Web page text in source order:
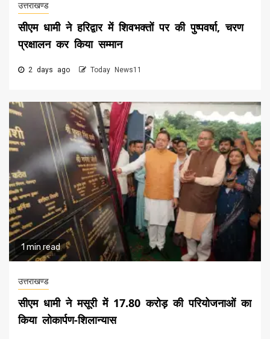
उत्तराखण्ड
सीएम धामी ने हरिद्वार में शिवभक्तों पर की पुष्पवर्षा, चरण
प्रक्षालन कर किया सम्मान
2 days ago Today News11
1 min read
उत्तराखण्ड
सीएम धामी ने मसूरी में 17.80 करोड़ की परियोजनाओं का
किया लोकार्पण-शिलान्यास